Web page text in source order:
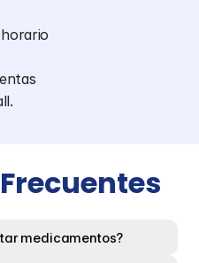
medicamentos?